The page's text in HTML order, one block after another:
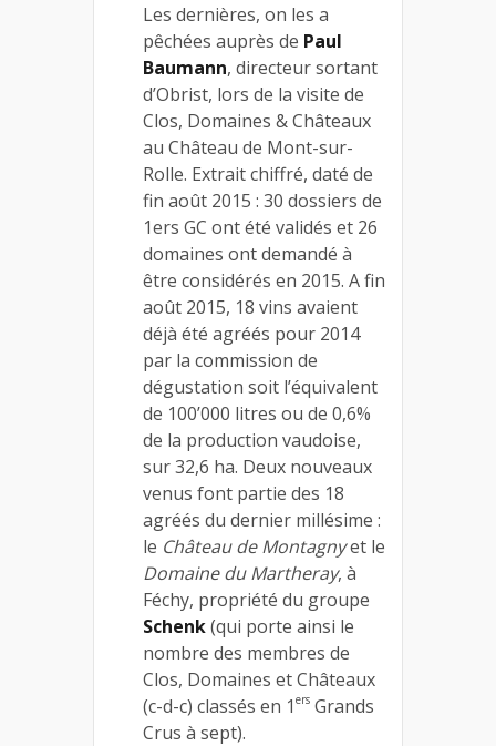
Les dernières, on les a
pêchées auprès de Paul
Baumann, directeur sortant
d’Obrist, lors de la visite de
Clos, Domaines & Châteaux
au Château de Mont-sur-
Rolle. Extrait chiffré, daté de
fin août 2015 : 30 dossiers de
1ers GC ont été validés et 26
domaines ont demandé à
être considérés en 2015. A fin
août 2015, 18 vins avaient
déjà été agréés pour 2014
par la commission de
dégustation soit l’équivalent
de 100’000 litres ou de 0,6%
de la production vaudoise,
sur 32,6 ha. Deux nouveaux
venus font partie des 18
agréés du dernier millésime :
le Château de Montagnyet le
Domaine du Martheray, à
Féchy, propriété du groupe
Schenk(qui porte ainsi le
nombre des membres de
Clos, Domaines et Châteaux
(c-d-c) classés en 1 ers Grands
Crus à sept).